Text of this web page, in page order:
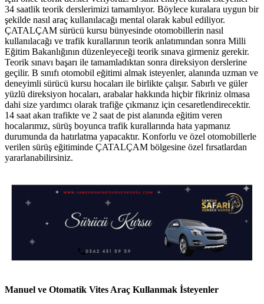
34 saatlik teorik derslerimizi tamamlıyor. Böylece kuralara uygun bir
şekilde nasıl araç kullanılacağı mental olarak kabul ediliyor.
ÇATALÇAM sürücü kursu bünyesinde otomobillerin nasıl
kullanılacağı ve trafik kurallarının teorik anlatımından sonra Milli
Eğitim Bakanlığının düzenleyeceği teorik sınava girmeniz gerekir.
Teorik sınavı başarı ile tamamladıktan sonra direksiyon derslerine
geçilir. B sınıfı otomobil eğitimi almak isteyenler, alanında uzman ve
deneyimli sürücü kursu hocaları ile birlikte çalışır. Sabırlı ve güler
yüzlü direksiyon hocaları, arabalar hakkında hiçbir fikriniz olmasa
dahi size yardımcı olarak trafiğe çıkmanız için cesaretlendirecektir.
14 saat akan trafikte ve 2 saat de pist alanında eğitim veren
hocalarımız, sürüş boyunca trafik kurallarında hata yapmanız
durumunda da hatırlatma yapacaktır. Konforlu ve özel otomobillerle
verilen sürüş eğitiminde ÇATALÇAM bölgesine özel fırsatlardan
yararlanabilirsiniz.
Manuel ve Otomatik Vites Araç Kullanmak İsteyenler